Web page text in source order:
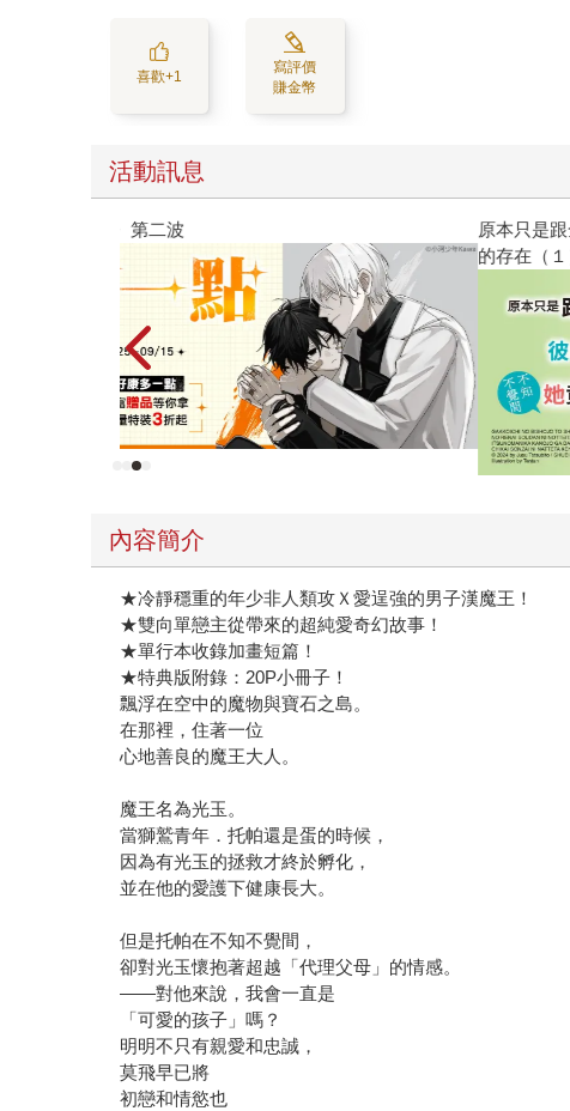
喜歡+1
寫評價
賺金幣
活動訊息
原本只是跟全校第一美少女商量彼此摯友的戀愛煩惱
的存在（１）
內容簡介
★冷靜穩重的年少非人類攻Ｘ愛逞強的男子漢魔王！
★雙向單戀主從帶來的超純愛奇幻故事！
★單行本收錄加畫短篇！
★特典版附錄：20P小冊子！
飄浮在空中的魔物與寶石之島。
在那裡，住著一位
心地善良的魔王大人。
魔王名為光玉。
當獅鷲青年．托帕還是蛋的時候，
因為有光玉的拯救才終於孵化，
並在他的愛護下健康長大。
但是托帕在不知不覺間，
卻對光玉懷抱著超越「代理父母」的情感。
——對他來說，我會一直是
「可愛的孩子」嗎？
明明不只有親愛和忠誠，
莫飛早已將
初戀和情慾也